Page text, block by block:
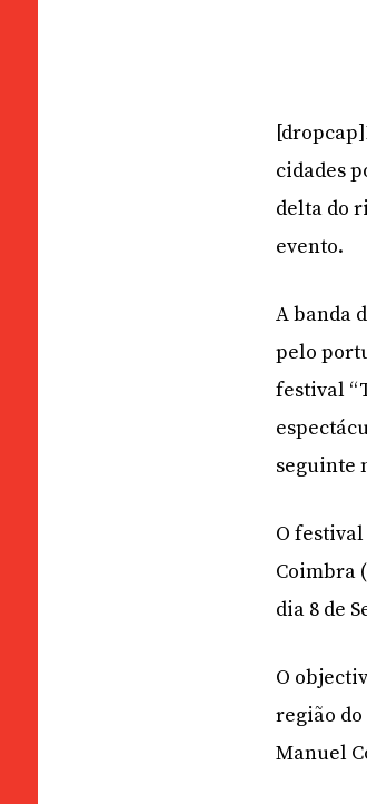
cidades
delta do
evento.
A banda
pelo
festival
seguinte
O festival
Coimbra
dia 8 de
O
região
Manuel